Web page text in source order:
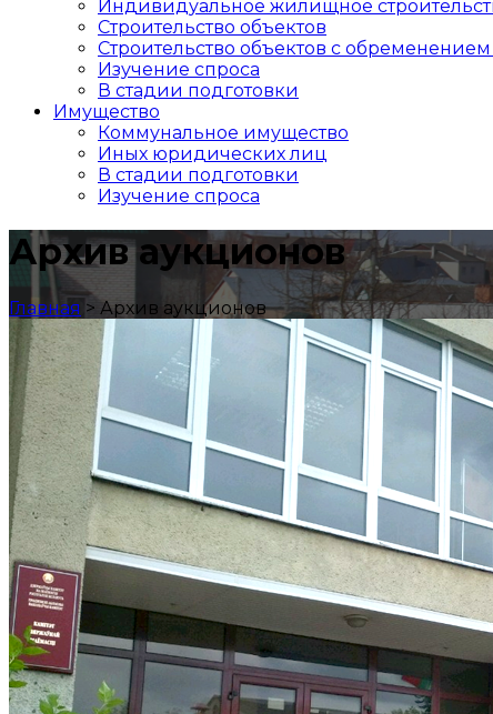
Индивидуальное жилищное
Строительство объектов
Cтроительство объектов с обременением
Изучение спроса
В стадии подготовки
Имущество
Коммунальное имущество
Иных юридических лиц
В стадии подготовки
Изучение спроса
Архив аукционов
Главная > Архив аукционов